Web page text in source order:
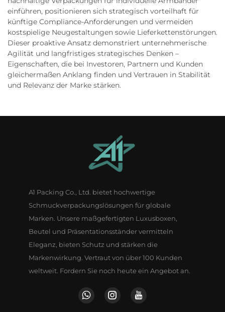
einführen, positionieren sich strategisch vorteilhaft für
künftige Compliance-Anforderungen und vermeiden
kostspielige Neugestaltungen sowie Lieferkettenstörungen.
Dieser proaktive Ansatz demonstriert unternehmerische
Agilität und langfristiges strategisches Denken –
Eigenschaften, die bei Investoren, Partnern und Kunden
gleichermaßen Anklang finden und Vertrauen in Stabilität
und Relevanz der Marke stärken.
A1 Packing Co., Ltd. bietet hochwertige
Schmuckverpackungslösungen für globale
Marken. Unsere maßgefertigten Luxusboxen,
Beutel und Präsentationsständer vermitteln
Eleganz, bieten Schutz und stärken die
Markenwirkung. Vertraut von über 100 Kunden
weltweit. Fordern Sie noch heute ein Angebot an.